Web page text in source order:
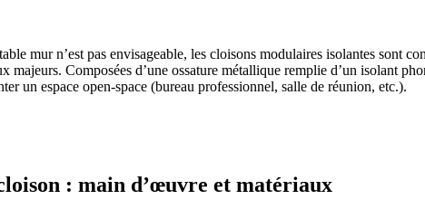
mur n’est pas envisageable, les cloisons modulaires isolantes sont
majeurs. Composées d’une ossature métallique remplie d’un isolant
un espace open-space (bureau professionnel, salle de réunion, etc.).
: main d’œuvre et matériaux